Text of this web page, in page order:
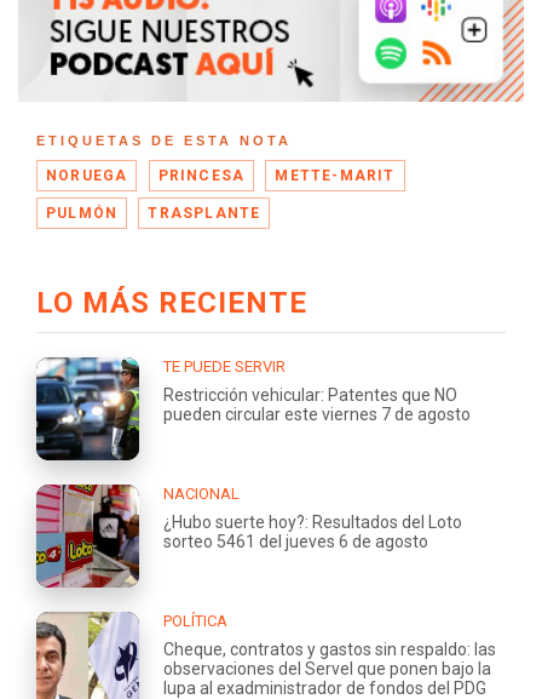
ETIQUETAS DE ESTA NOTA
NORUEGA PRINCESA METTE-MARIT
PULMÓN TRASPLANTE
LO MÁS RECIENTE
TE PUEDE SERVIR
Restricción vehicular: Patentes que NO
pueden circular este viernes 7 de agosto
NACIONAL
¿Hubo suerte hoy?: Resultados del Loto
sorteo 5461 del jueves 6 de agosto
POLÍTICA
Cheque, contratos y gastos sin respaldo: las
observaciones del Servel que ponen bajo la
lupa al exadministrador de fondos del PDG